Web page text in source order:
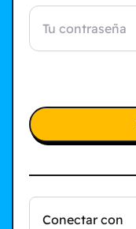
Conectar con